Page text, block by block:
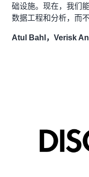
础设施。现在，我们
数据工程和分析，而
Atul Bahl，Verisk